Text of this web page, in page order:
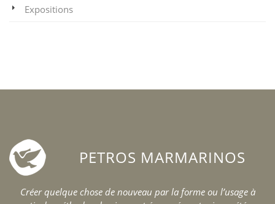
Expositions
PETROS MARMARINOS
Créer quelque chose de nouveau par la forme ou l’usage à